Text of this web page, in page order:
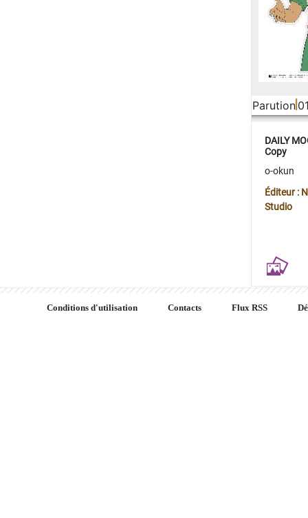
Parution
DAILY
Copy
o-okun
Éditeur :
Studio
Conditions d'utilisation Contacts Flux RSS